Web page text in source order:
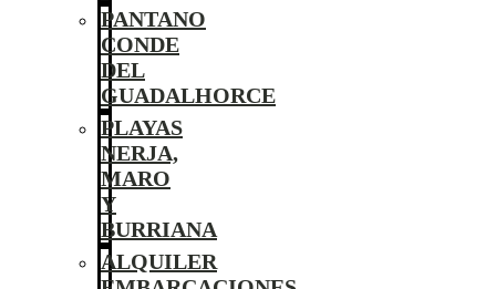
PANTANO
CONDE
DEL
GUADALHORCE
PLAYAS
NERJA,
MARO
Y
BURRIANA
ALQUILER